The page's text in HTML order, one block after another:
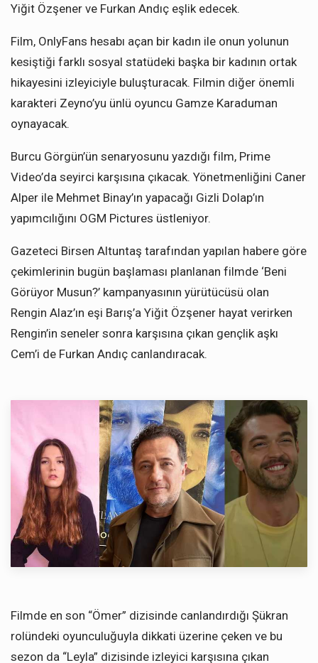
Yiğit Özşener ve Furkan Andıç eşlik edecek.
Film, OnlyFans hesabı açan bir kadın ile onun yolunun
kesiştiği farklı sosyal statüdeki başka bir kadının ortak
hikayesini izleyiciyle buluşturacak. Filmin diğer önemli
karakteri Zeyno’yu ünlü oyuncu Gamze Karaduman
oynayacak.
Burcu Görgün’ün senaryosunu yazdığı film, Prime
Video’da seyirci karşısına çıkacak. Yönetmenliğini Caner
Alper ile Mehmet Binay’ın yapacağı Gizli Dolap’ın
yapımcılığını OGM Pictures üstleniyor.
Gazeteci Birsen Altuntaş tarafından yapılan habere göre
çekimlerinin bugün başlaması planlanan filmde ‘Beni
Görüyor Musun?’ kampanyasının yürütücüsü olan
Rengin Alaz’ın eşi Barış’a Yiğit Özşener hayat verirken
Rengin’in seneler sonra karşısına çıkan gençlik aşkı
Cem’i de Furkan Andıç canlandıracak.
Filmde en son “Ömer” dizisinde canlandırdığı Şükran
rolündeki oyunculuğuyla dikkati üzerine çeken ve bu
sezon da “Leyla” dizisinde izleyici karşısına çıkan